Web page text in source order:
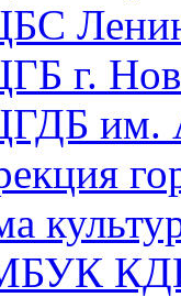
г.
им.
КДЦ